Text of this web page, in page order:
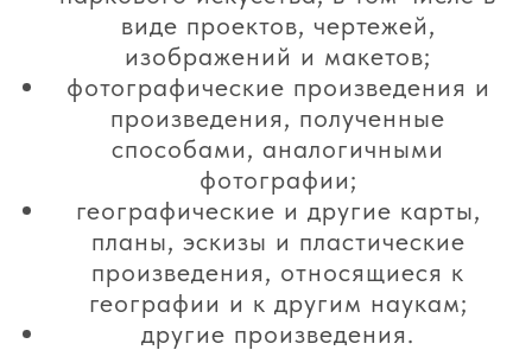
виде проектов, чертежей,
изображений и макетов;
фотографические произведения и
произведения, полученные
способами, аналогичными
фотографии;
географические и другие карты,
планы, эскизы и пластические
произведения, относящиеся к
географии и к другим наукам;
другие произведения.